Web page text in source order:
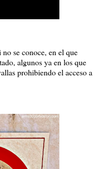
se conoce, en el que
algunos ya en los que
prohibiendo el acceso a